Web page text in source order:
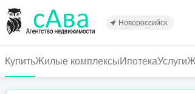
Перейти
основному
Новороссийск
КупитьЖилые комплексыИпотекаУслуги